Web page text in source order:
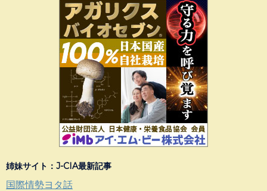
姉妹サイト：J-CIA最新記事
国際情勢ヨタ話